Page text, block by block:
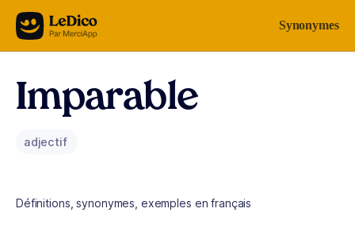
Aller au contenu Synonymes
Imparable
adjectif
Définitions, synonymes, exemples en français